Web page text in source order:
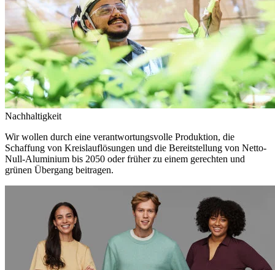
Nachhaltigkeit
Wir wollen durch eine verantwortungsvolle Produktion, die
Schaffung von Kreislauflösungen und die Bereitstellung von Netto-
Null-Aluminium bis 2050 oder früher zu einem gerechten und
grünen Übergang beitragen.